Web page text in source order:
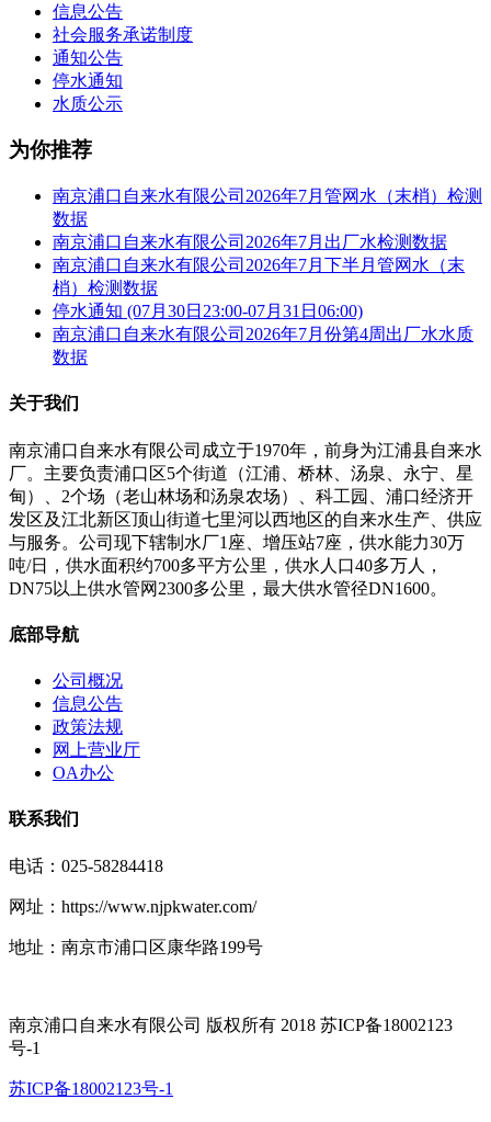
信息公告
社会服务承诺制度
通知公告
停水通知
水质公示
为你推荐
南京浦口自来水有限公司2026年7月管网水（末梢）检测
数据
南京浦口自来水有限公司2026年7月出厂水检测数据
南京浦口自来水有限公司2026年7月下半月管网水（末
梢）检测数据
停水通知 (07月30日23:00-07月31日06:00)
南京浦口自来水有限公司2026年7月份第4周出厂水水质
数据
关于我们
南京浦口自来水有限公司成立于1970年，前身为江浦县自来水
厂。主要负责浦口区5个街道（江浦、桥林、汤泉、永宁、星
甸）、2个场（老山林场和汤泉农场）、科工园、浦口经济开
发区及江北新区顶山街道七里河以西地区的自来水生产、供应
与服务。公司现下辖制水厂1座、增压站7座，供水能力30万
吨/日，供水面积约700多平方公里，供水人口40多万人，
DN75以上供水管网2300多公里，最大供水管径DN1600。
底部导航
公司概况
信息公告
政策法规
网上营业厅
OA办公
联系我们
电话：025-58284418
网址：https://www.njpkwater.com/
地址：南京市浦口区康华路199号
南京浦口自来水有限公司 版权所有 2018 苏ICP备18002123
号-1
苏ICP备18002123号-1